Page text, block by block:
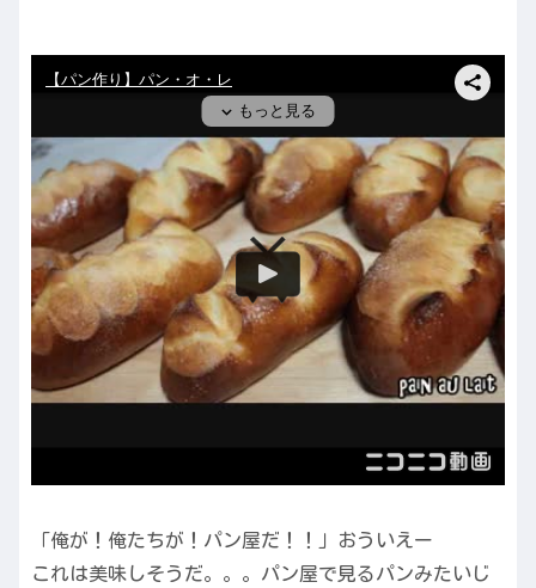
「俺が！俺たちが！パン屋だ！！」おういえー
これは美味しそうだ。。。パン屋で見るパンみたいじ